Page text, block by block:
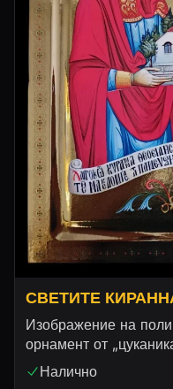
СВЕТИТЕ
Изображение на
орнамент от
Налично